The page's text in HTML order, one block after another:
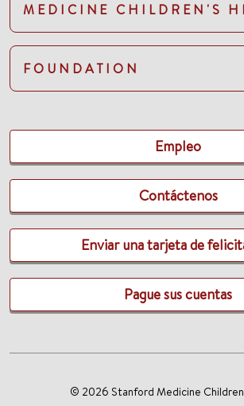
MEDICINE CHILDREN'S
FOUNDATION
Empleo
Contáctenos
Enviar una tarjeta de
Pague sus cuentas
© 2026 Stanford Medicine